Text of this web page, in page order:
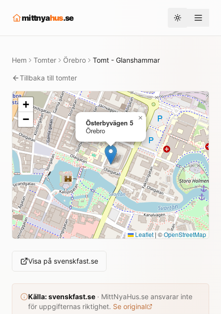
mittnyahus.se Toggle theme
Hem Tomter Örebro Tomt - Glanshammar
Tillbaka till tomter
Österbyvägen 5
Örebro
×
+
−
Leaflet | ©OpenStreetMap
Visa på svenskfast.se
Källa:svenskfast.se · MittNyaHus.se ansvarar inte
för uppgifternas riktighet. Se original